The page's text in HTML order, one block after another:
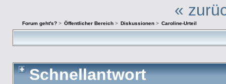
«
Forum geht's?> Öffentlicher Bereich > Diskussionen > Caroline-Urteil
Schnellantwort